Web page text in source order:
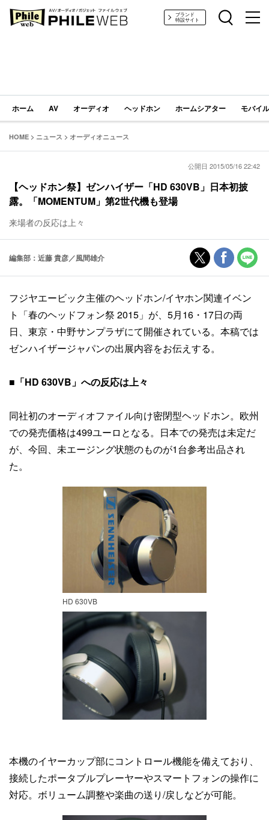
PHILE WEB｜AV/オーディオ/ガジェットブランド
特設サイト
ホーム AV オーディオ ヘッドホン ホームシアター モバイ
HOME > ニュース > オーディオニュース
公開日 2015/05/16 22:42
【ヘッドホン祭】ゼンハイザー「HD 630VB」日本初披
露。「MOMENTUM」第2世代機も登場
来場者の反応は上々
編集部：近藤 貴彦／風間雄介
フジヤエービック主催のヘッドホン/イヤホン関連イベン
ト「春のヘッドフォン祭 2015」が、5月16・17日の両
日、東京・中野サンプラザにて開催されている。本稿では
ゼンハイザージャパンの出展内容をお伝えする。
■ 「HD 630VB」への反応は上々
同社初のオーディオファイル向け密閉型ヘッドホン。欧州
での発売価格は499ユーロとなる。日本での発売は未定だ
が、今回、未エージング状態のものが1台参考出品され
た。
HD 630VB
本機のイヤーカップ部にコントロール機能を備えており、
接続したポータブルプレーヤーやスマートフォンの操作に
対応。ボリューム調整や楽曲の送り/戻しなどが可能。